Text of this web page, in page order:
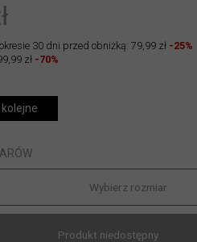
30 dni przed obniżką: 79,99 zł -25%
zł -70%
Wybierz rozmiar
Produkt niedostępny